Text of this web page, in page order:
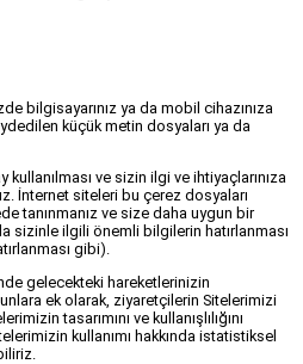
bilgisayarınız ya da mobil cihazınıza
küçük metin dosyaları ya da
ve sizin ilgi ve ihtiyaçlarınıza
İnternet siteleri bu çerez dosyaları
tanınmanız ve size daha uygun bir
sizinle ilgili önemli bilgilerin hatırlanması
gibi).
gelecekteki hareketlerinizin
ek olarak, ziyaretçilerin Sitelerimizi
tasarımını ve kullanışlılığını
kullanımı hakkında istatistiksel